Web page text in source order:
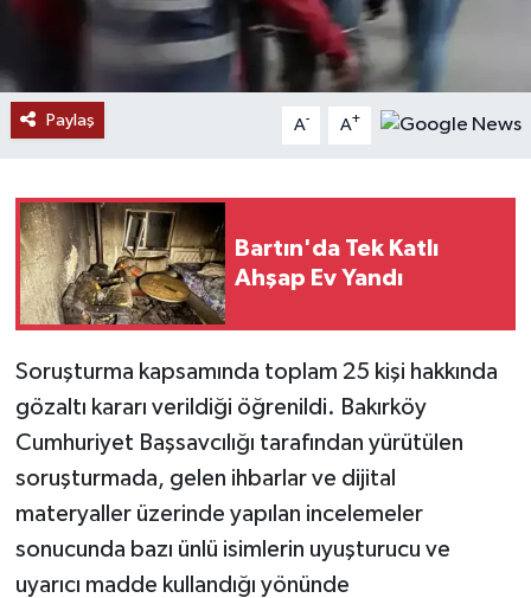
Paylaş A- A+
Bartın'da Tek Katlı
Ahşap Ev Yandı
Soruşturma kapsamında toplam 25 kişi hakkında
gözaltı kararı verildiği öğrenildi. Bakırköy
Cumhuriyet Başsavcılığı tarafından yürütülen
soruşturmada, gelen ihbarlar ve dijital
materyaller üzerinde yapılan incelemeler
sonucunda bazı ünlü isimlerin uyuşturucu ve
uyarıcı madde kullandığı yönünde